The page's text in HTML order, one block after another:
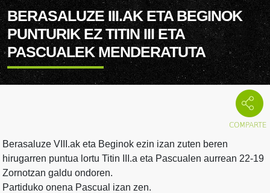
BERASALUZE III.AK ETA BEGINOK
PUNTURIK EZ TITIN III ETA
PASCUALEK MENDERATUTA
Berasaluze VIII.ak eta Beginok ezin izan zuten beren
hirugarren puntua lortu Titin III.a eta Pascualen aurrean 22-19
Zornotzan galdu ondoren.
Partiduko onena Pascual izan zen.